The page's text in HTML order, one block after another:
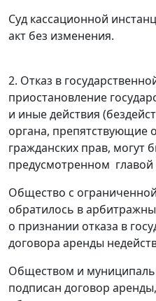
Суд кассационной
акт без изменения.
2. Отказ в
приостановление
и иные действия
органа, препятствующие
гражданских прав, могут
предусмотренном главой
Общество с
обратилось в
о признании отказа в
договора аренды
Обществом и
подписан договор